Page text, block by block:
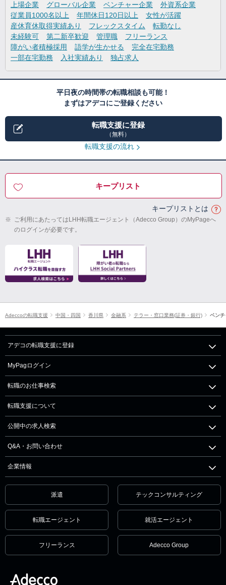
上場企業 グローバル企業 ベンチャー企業
外資系企業
従業員1000名以上
年間休日120日以上
女性が活躍
産休育休取得実績あり
フレックスタイム
転勤なし
未経験可
第二新卒歓迎 管理職
フリーランス
障がい者積極採用
語学が生かせる
完全在宅勤務
一部在宅勤務
入社実績あり 独占求人
平日夜の時間帯の転職相談も可能！
まずはアデコにご登録ください
転職支援に登録
（無料）
転職支援の流れ
キープリスト
キープリストとは
※ ご利用にあたってはLHH転職エージェント（Adecco Group）のMyPageへ
のログインが必要です。
Adeccoの転職支援 中国・四国 香川県 金融系 テラー・窓口業務(証券・銀行) ベンチ
アデコの転職支援に登録
MyPagログイン
転職のお仕事検索
転職支援について
公開中の求人検索
Q&A・お問い合わせ
企業情報
派遣 テックコンサルティング
転職エージェント 就活エージェント
フリーランス Adecco Group